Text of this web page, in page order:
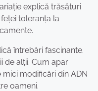
explică trăsături
toleranța la
întrebări fascinante.
de alții. Cum apar
mici modificări din ADN
oameni.